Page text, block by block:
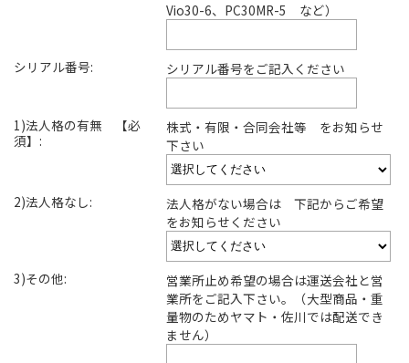
Vio30-6、PC30MR-5 など）
シリアル番号: シリアル番号をご記入ください
1)法人格の有無 【必
須】:
株式・有限・合同会社等 をお知らせ
下さい
2)法人格なし:
法人格がない場合は 下記からご希望
をお知らせください
3)その他:
営業所止め希望の場合は運送会社と営
業所をご記入下さい。（大型商品・重
量物のためヤマト・佐川では配送でき
ません）